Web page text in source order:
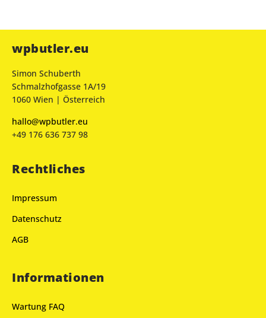
wpbutler.eu
Simon Schuberth
Schmalzhofgasse 1A/19
1060 Wien | Österreich
hallo@wpbutler.eu
+49 176 636 737 98
Rechtliches
Impressum
Datenschutz
AGB
Informationen
Wartung FAQ